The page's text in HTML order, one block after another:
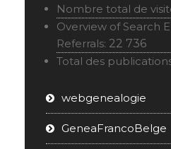
Nombre total de
Overview of Search
Referrals: 22 736
Total des
webgenealogie
GeneaFrancoBelge